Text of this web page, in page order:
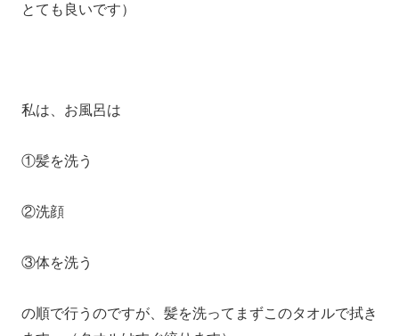
とても良いです）
私は、お風呂は
①髪を洗う
②洗顔
③体を洗う
の順で行うのですが、髪を洗ってまずこのタオルで拭き